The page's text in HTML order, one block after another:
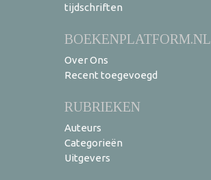
tijdschriften
BOEKENPLATFORM.NL
Over Ons
Recent toegevoegd
RUBRIEKEN
Auteurs
Categorieën
Uitgevers